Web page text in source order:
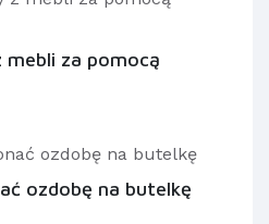
mebli za pomocą
ozdobę na butelkę